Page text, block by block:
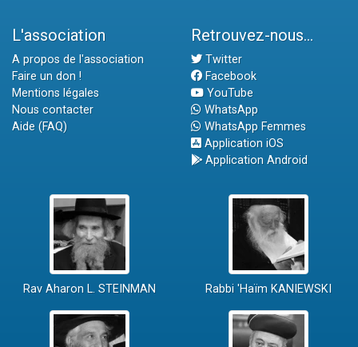
L'association
A propos de l'association
Faire un don !
Mentions légales
Nous contacter
Aide (FAQ)
Retrouvez-nous...
Twitter
Facebook
YouTube
WhatsApp
WhatsApp Femmes
Application iOS
Application Android
Rav Aharon L. STEINMAN Rabbi 'Haïm KANIEWSKI